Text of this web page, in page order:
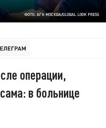
ФОТО: АГН МОСКВА/GLOBAL LOOK PRESS
операции,
в больнице